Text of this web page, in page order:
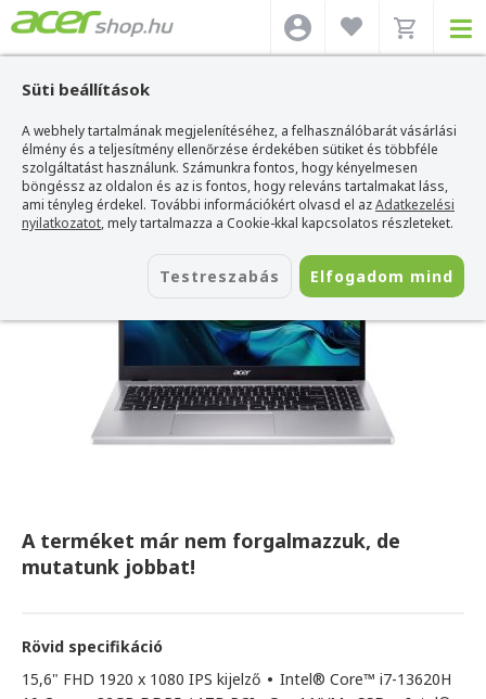
Süti beállítások
A webhely tartalmának megjelenítéséhez, a felhasználóbarát vásárlási
élmény és a teljesítmény ellenőrzése érdekében sütiket és többféle
szolgáltatást használunk. Számunkra fontos, hogy kényelmesen
böngéssz az oldalon és az is fontos, hogy releváns tartalmakat láss,
ami tényleg érdekel. További információkért olvasd el azAdatkezelési
nyilatkozatot, mely tartalmazza a Cookie-kkal kapcsolatos részleteket.
Testreszabás Elfogadom mind
Acer webshop>Acer laptop>Aspire Go>Acer Aspire Go 15 - AG15-71P-72YH
Acer Aspire Go 15 - AG15-71P-72YH
Azonosító: NX.J6SEU.002_MEM32
A terméket már nem forgalmazzuk, de
mutatunk jobbat!
Rövid specifikáció
15,6" FHD 1920 x 1080 IPS kijelző • Intel® Core™ i7-13620H